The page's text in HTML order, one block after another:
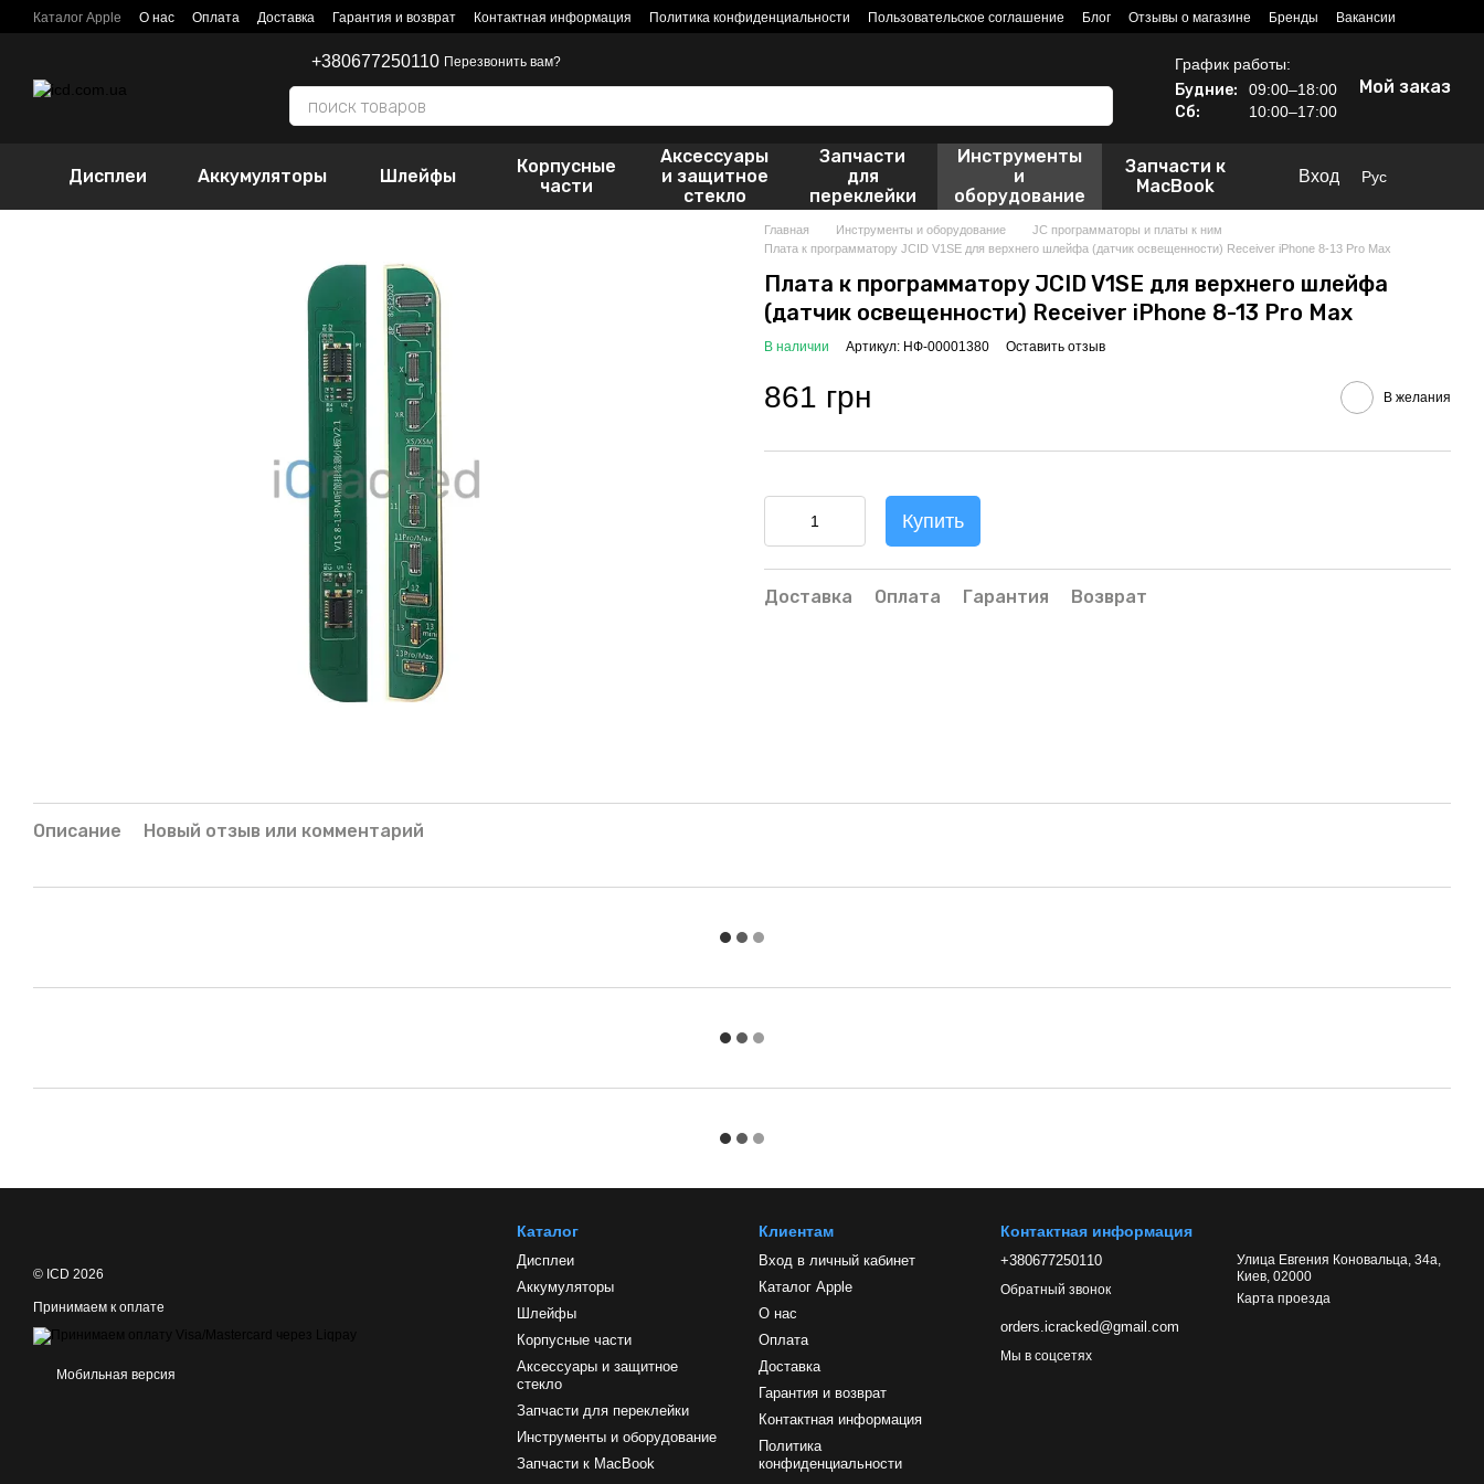
Перейти к основному контенту
Каталог Apple О нас Оплата Доставка Гарантия и возврат Контактная информация Политика конфиденциальности Пользовательское соглашение Блог Отзывы о магазине Бренды Вакансии
+380677250110 Перезвонить вам? График работы:
Будние: 09:00–18:00
Сб: 10:00–17:00
Мой заказ
Дисплеи Аккумуляторы Шлейфы
Корпусные
части
Аксессуары
и защитное
стекло
Запчасти
для
переклейки
Инструменты
и
оборудование
Запчасти к
MacBook
Вход Рус
Главная Инструменты и оборудование
JC программаторы и платы к ним
Плата к программатору JCID V1SE для верхнего шлейфа (датчик освещенности) Receiver iPhone 8-13 Pro Max
Плата к программатору JCID V1SE для верхнего шлейфа
(датчик освещенности) Receiver iPhone 8-13 Pro Max
В наличии Артикул: НФ-00001380 Оставить отзыв
861 грн В желания
Купить
Доставка Оплата Гарантия Возврат
Описание Новый отзыв или комментарий
© ICD 2026
Принимаем к оплате
Мобильная версия
Каталог
Дисплеи
Аккумуляторы
Шлейфы
Корпусные части
Аксессуары и защитное
стекло
Запчасти для переклейки
Инструменты и оборудование
Запчасти к MacBook
Клиентам
Вход в личный кабинет
Каталог Apple
О нас
Оплата
Доставка
Гарантия и возврат
Контактная информация
Политика
конфиденциальности
Контактная информация
+380677250110
Обратный звонок
orders.icracked@gmail.com
Улица Евгения Коновальца, 34а,
Киев, 02000
Карта проезда
Мы в соцсетях